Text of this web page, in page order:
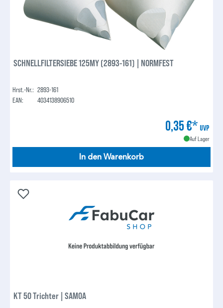
SCHNELLFILTERSIEBE 125MY (2893-161) | NORMFEST
Hrst.-Nr.: 2893-161
EAN:
4034138906510
0,35 €* UVP
Auf Lager
In den Warenkorb
KT 50 Trichter | SAMOA